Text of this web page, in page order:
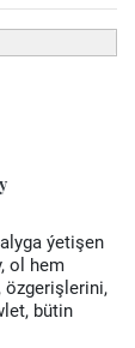
ýetişen
ol hem
özgerişlerini,
bütin